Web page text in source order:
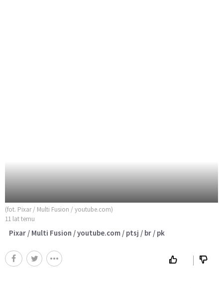
(fot. Pixar / Multi Fusion / youtube.com)
11 lat temu
Pixar / Multi Fusion / youtube.com / ptsj / br / pk